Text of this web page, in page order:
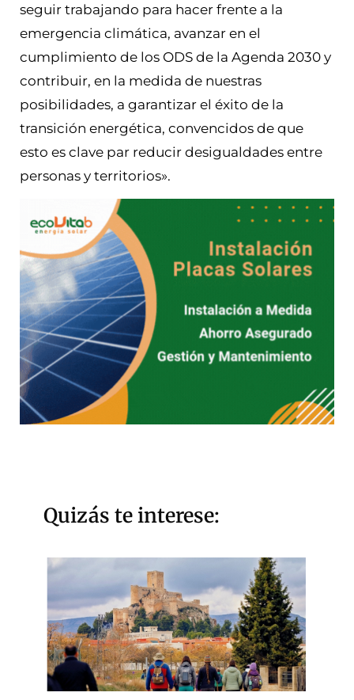
seguir trabajando para hacer frente a la
emergencia climática, avanzar en el
cumplimiento de los ODS de la Agenda 2030 y
contribuir, en la medida de nuestras
posibilidades, a garantizar el éxito de la
transición energética, convencidos de que
esto es clave par reducir desigualdades entre
personas y territorios».
Quizás te interese: